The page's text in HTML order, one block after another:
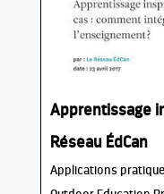
Apprentissage
Réseau ÉdCan
Applications